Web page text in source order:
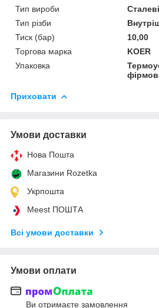
Тип вироби
Тип різби
Тиск (бар)
10,00
Торгова марка
KOER
Упаковка
Приховати
Умови доставки
Нова Пошта
Магазини Rozetka
Укрпошта
Meest ПОШТА
Всі умови доставки
Умови оплати
Ви отримаєте замовлення